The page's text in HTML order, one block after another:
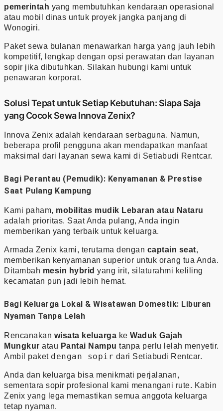
pemerintah yang membutuhkan kendaraan operasional
atau mobil dinas untuk proyek jangka panjang di
Wonogiri.
Paket sewa bulanan menawarkan harga yang jauh lebih
kompetitif, lengkap dengan opsi perawatan dan layanan
sopir jika dibutuhkan. Silakan hubungi kami untuk
penawaran korporat.
Solusi Tepat untuk Setiap Kebutuhan: Siapa Saja
yang Cocok Sewa Innova Zenix?
Innova Zenix adalah kendaraan serbaguna. Namun,
beberapa profil pengguna akan mendapatkan manfaat
maksimal dari layanan sewa kami di Setiabudi Rentcar.
Bagi Perantau (Pemudik): Kenyamanan & Prestise
Saat Pulang Kampung
Kami paham, mobilitas mudik Lebaran atau Nataru
adalah prioritas. Saat Anda pulang, Anda ingin
memberikan yang terbaik untuk keluarga.
Armada Zenix kami, terutama dengan captain seat,
memberikan kenyamanan superior untuk orang tua Anda.
Ditambah mesin hybrid yang irit, silaturahmi keliling
kecamatan pun jadi lebih hemat.
Bagi Keluarga Lokal & Wisatawan Domestik: Liburan
Nyaman Tanpa Lelah
Rencanakan wisata keluarga ke Waduk Gajah
Mungkur atau Pantai Nampu tanpa perlu lelah menyetir.
Ambil paket dengan sopir dari Setiabudi Rentcar.
Anda dan keluarga bisa menikmati perjalanan,
sementara sopir profesional kami menangani rute. Kabin
Zenix yang lega memastikan semua anggota keluarga
tetap nyaman.